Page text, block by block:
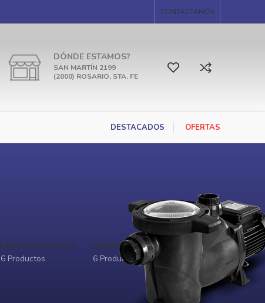
CONTACTANOS
DÓNDE ESTAMOS?
SAN MARTÍN 2199
(2000) ROSARIO, STA. FE
DESTACADOS OFERTAS
HIDROLAVADORAS
6 Productos
JARDINERÍA
6 Productos